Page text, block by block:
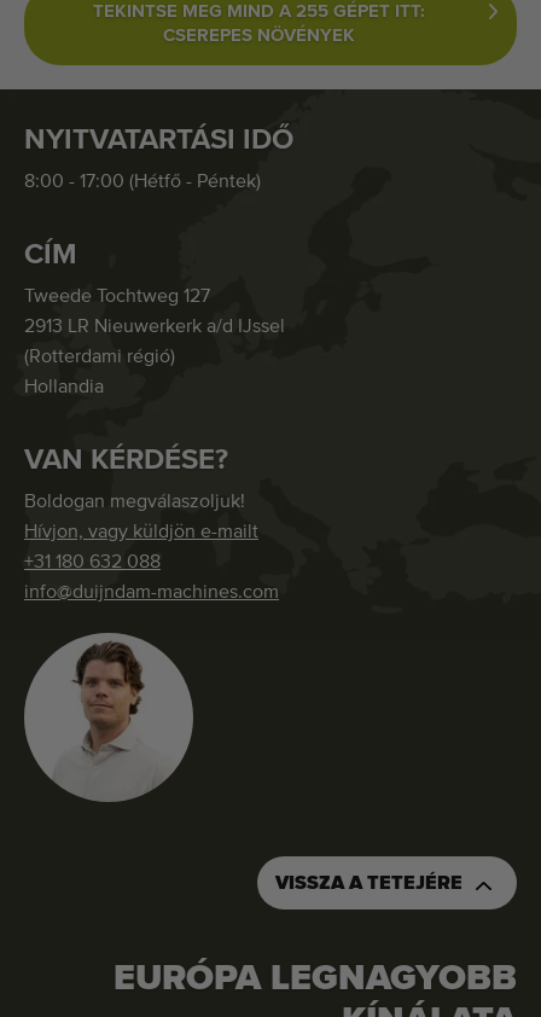
RENDELJE MEG EZT A GÉPET
TEKINTSE MEG MIND A 255 GÉPET ITT:
CSEREPES NÖVÉNYEK
NYITVATARTÁSI IDŐ
8:00 - 17:00 (Hétfő - Péntek)
CÍM
Tweede Tochtweg 127
2913 LR Nieuwerkerk a/d IJssel
(Rotterdami régió)
Hollandia
VAN KÉRDÉSE?
Boldogan megválaszoljuk!
Hívjon, vagy küldjön e-mailt
+31 180 632 088
info@duijndam-machines.com
VISSZA A TETEJÉRE
EURÓPA LEGNAGYOBB